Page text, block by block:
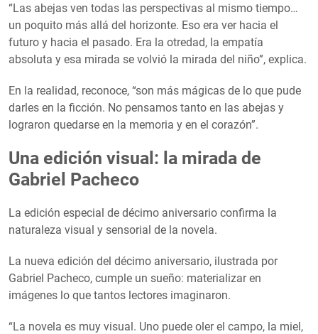
“Las abejas ven todas las perspectivas al mismo tiempo…
un poquito más allá del horizonte. Eso era ver hacia el
futuro y hacia el pasado. Era la otredad, la empatía
absoluta y esa mirada se volvió la mirada del niño”, explica.
En la realidad, reconoce, “son más mágicas de lo que pude
darles en la ficción. No pensamos tanto en las abejas y
lograron quedarse en la memoria y en el corazón”.
Una edición visual: la mirada de
Gabriel Pacheco
La edición especial de décimo aniversario confirma la
naturaleza visual y sensorial de la novela.
La nueva edición del décimo aniversario, ilustrada por
Gabriel Pacheco, cumple un sueño: materializar en
imágenes lo que tantos lectores imaginaron.
“La novela es muy visual. Uno puede oler el campo, la miel,